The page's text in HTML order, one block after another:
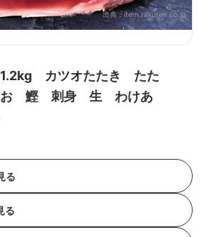
出典：item.rakuten.co.jp
カツオたたき たた
お 鰹 刺身 生 わけあ
る
る